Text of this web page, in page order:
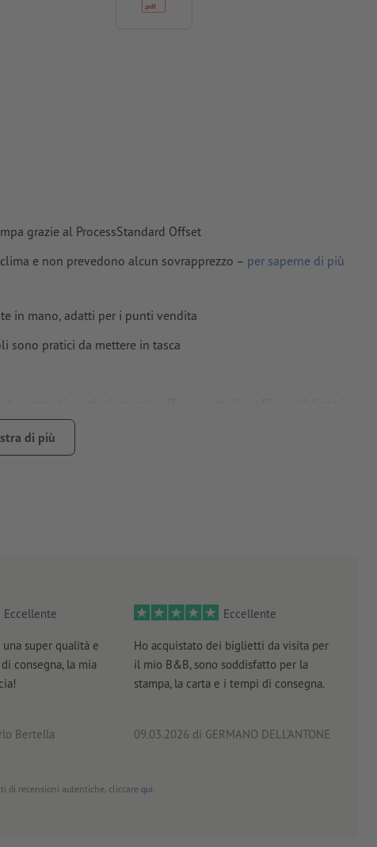
grazie al ProcessStandard Offset
e non prevedono alcun sovrapprezzo – per saperne di più
in mano, adatti per i punti vendita
sono pratici da mettere in tasca
della carta
di più
Eccellente
super qualità e
consegna, la mia
Bertella
Eccellente
Ho acquistato dei biglietti da visita per
il mio B&B, sono soddisfatto per la
stampa, la carta e i tempi di consegna.
09.03.2026 di GERMANO DELL'ANTONE
di recensioni autentiche, cliccare qui